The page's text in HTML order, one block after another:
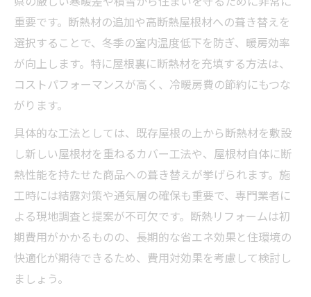
雪や雨に強い屋根リフォーム材の選定
リフォームで実現する断熱・遮熱対策
長野県の気候リスクに備えるリフォーム
劣化を防ぐ屋根リフォームの工夫
リフォーム選びで迷う方へ屋根工法案内
リフォーム工法別の特徴と選び方
屋根カバー工法と葺き替えリフォーム解説
リフォームのメリット・デメリット比較
工法選択で費用を抑えるリフォーム法
リフォーム業者選びで失敗しないコツ
屋根リフォーム費用の不安を解消するコツ
重要です。断熱材の追加や高断熱屋根材への葺き替えを
選択することで、冬季の室内温度低下を防ぎ、暖房効率
が向上します。特に屋根裏に断熱材を充填する方法は、
コストパフォーマンスが高く、冷暖房費の節約にもつな
がります。
具体的な工法としては、既存屋根の上から断熱材を敷設
し新しい屋根材を重ねるカバー工法や、屋根材自体に断
熱性能を持たせた商品への葺き替えが挙げられます。施
工時には結露対策や通気層の確保も重要で、専門業者に
よる現地調査と提案が不可欠です。断熱リフォームは初
期費用がかかるものの、長期的な省エネ効果と住環境の
快適化が期待できるため、費用対効果を考慮して検討し
ましょう。